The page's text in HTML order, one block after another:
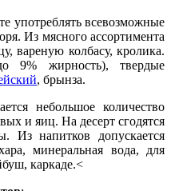
употреблять всевозможные
Из мясного ассортимента
вареную колбасу, кролика.
9% жирность), твердые
, брынза.
небольшое количество
и яиц. На десерт сгодятся
Из напитков допускается
минеральная вода, для
каркаде.<